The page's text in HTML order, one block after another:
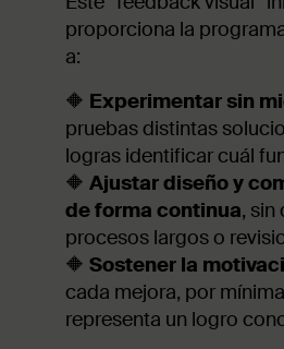
proporciona la
a:
🔶 Experimentar sin
pruebas distintas
logras identificar cuál
🔶 Ajustar diseño y
de forma continua, sin
procesos largos o
🔶 Sostener la
cada mejora, por
representa un logro